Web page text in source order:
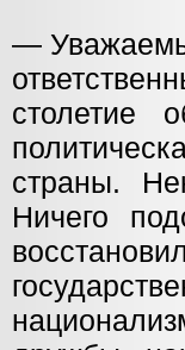
—
столетие
страны.
Ничего